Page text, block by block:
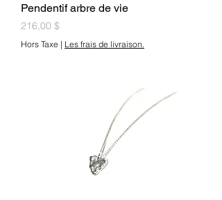
Pendentif arbre de vie
Prix
216,00 $
Hors Taxe | Les frais de livraison.